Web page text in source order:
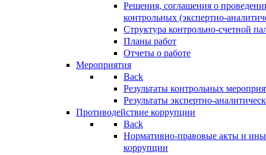
Решения, соглашения о
контрольных (экспертно-
Структура контрольно-счетной
Планы работ
Отчеты о работе
Мероприятия
Back
Результаты контрольных
Результаты экспертно-
Противодействие коррупции
Back
Нормативно-правовые акты и
коррупции